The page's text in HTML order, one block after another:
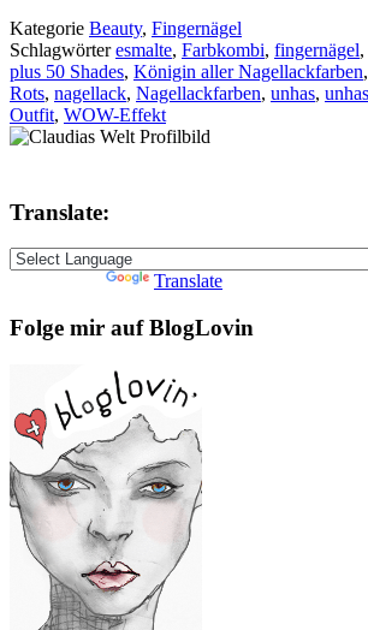
Kategorie Beauty, Fingernägel
Schlagwörteresmalte, Farbkombi, fingernägel,
plus 50 Shades, Königin aller Nagellackfarben,
Rots, nagellack, Nagellackfarben, unhas,
Outfit, WOW-Effekt
Translate:
Translate
Folge mir auf BlogLovin